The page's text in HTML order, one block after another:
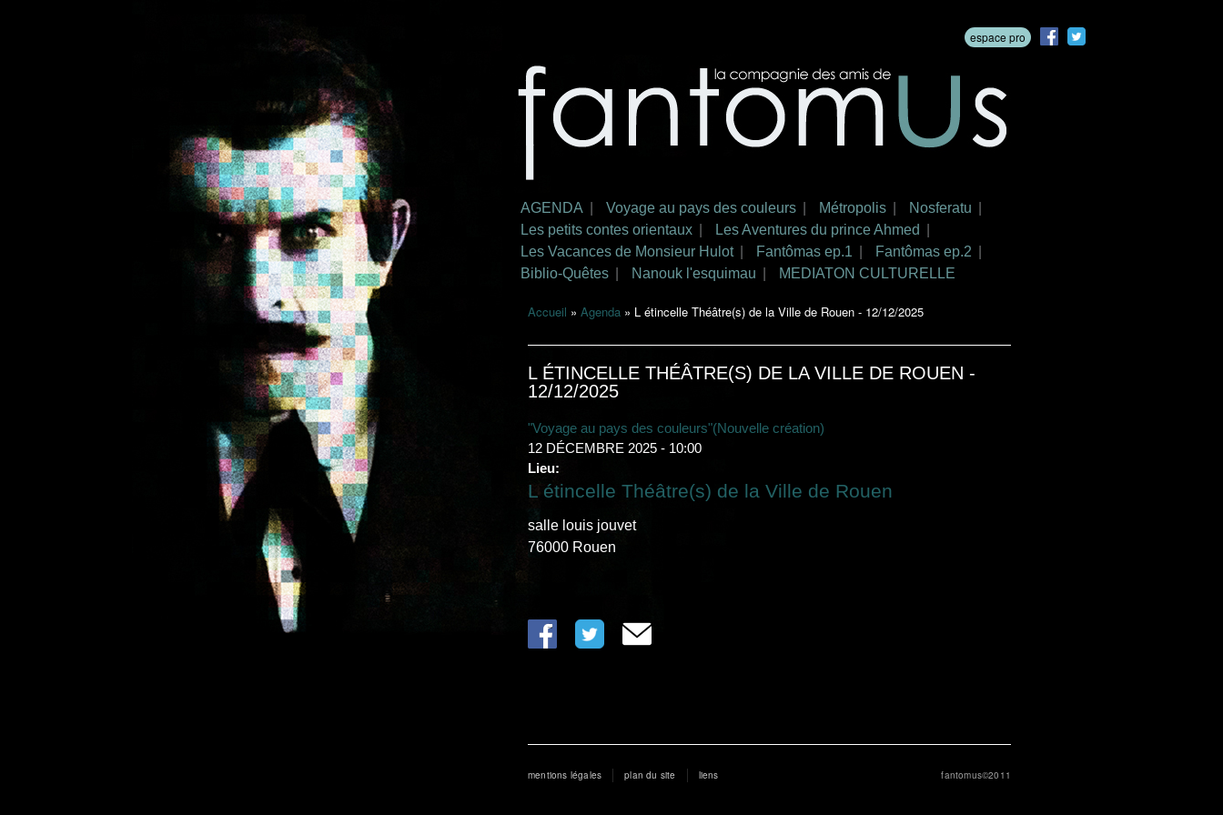
espace pro
compagnie
des amis
fantomus
concert
Menu principal
AGENDA Voyage au pays des couleurs Métropolis
Nosferatu
Les petits contes orientaux
Les Aventures du prince Ahmed
Les Vacances de Monsieur Hulot
Fantômas ep.1
Fantômas ep.2
Biblio-Quêtes
Nanouk l'esquimau MEDIATON CULTURELLE
Accueil » Agenda » L étincelle Théâtre(s) de la Ville de Rouen - 12/12/2025
L ÉTINCELLE THÉÂTRE(S) DE LA VILLE DE ROUEN -
12/12/2025
"Voyage au pays des couleurs"(Nouvelle création)
12 DÉCEMBRE 2025 - 10:00
Lieu:
L étincelle Théâtre(s) de la Ville de Rouen
salle louis jouvet
76000 Rouen
fantomus©2011
mentions légales plan du site liens